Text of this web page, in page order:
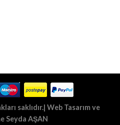
saklıdır.| Web Tasarım ve
Seyda AŞAN